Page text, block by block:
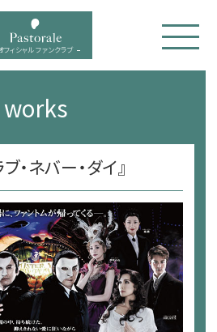
フィシャル ファンクラブ
works
・ネバー・ダイ』